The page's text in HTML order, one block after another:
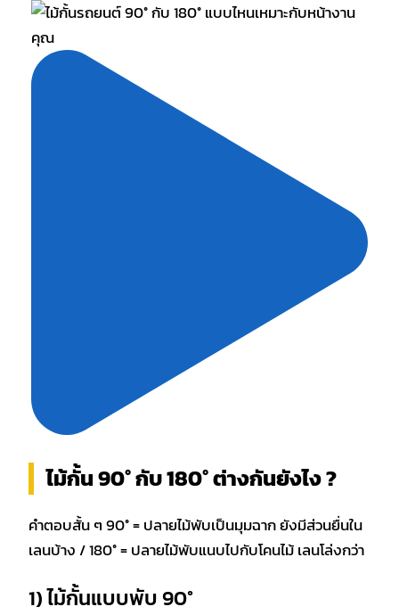
ไม้กั้น 90° กับ 180° ต่างกันยังไง ?
คำตอบสั้น ๆ 90° = ปลายไม้พับเป็นมุมฉาก ยังมีส่วนยื่นใน
เลนบ้าง / 180° = ปลายไม้พับแนบไปกับโคนไม้ เลนโล่งกว่า
1) ไม้กั้นแบบพับ 90°